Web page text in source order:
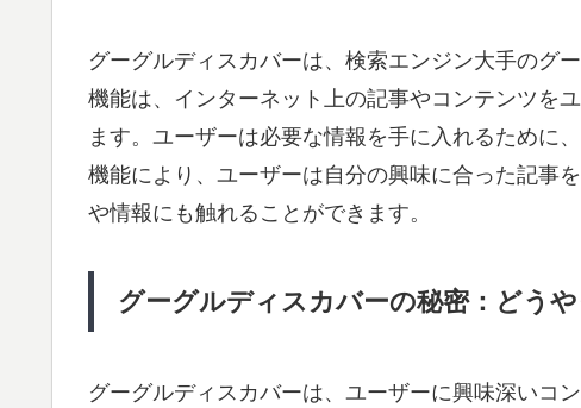
グーグルディスカバーは、検索エンジン大手のグ
機能は、インターネット上の記事やコンテンツを
ます。ユーザーは必要な情報を手に入れるために
機能により、ユーザーは自分の興味に合った記事
や情報にも触れることができます。
グーグルディスカバーの秘密：どう
グーグルディスカバーは、ユーザーに興味深いコ